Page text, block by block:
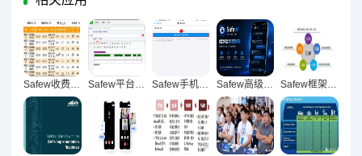
Safew收费模式深度解析，商业逻辑与用户价值体系全透视 Safew平台注册机制深度解析，邮箱注册支持度与用户权益保障全维度探究 Safew手机号注册争议，安全、隐私与体验的平衡之辩 Safew高级设置全阶段精通指南 Safew框架，重构高效沟通生态的破局之道